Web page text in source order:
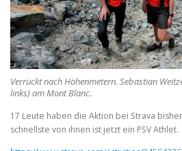
Verrückt nach Höhenmetern. Sebastian
links) am Mont Blanc.
17 Leute haben die Aktion bei Strava
schnellste von ihnen ist jetzt ein PSV Athlet.